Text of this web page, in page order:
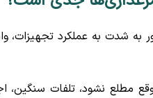
به شدت به عملکرد تجهیزات،
مطلع نشود، تلفات